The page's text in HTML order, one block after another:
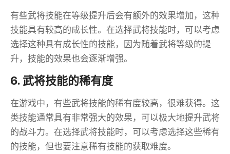
有些武将技能在等级提升后会有额外的效果增加，这种
技能具有较高的成长性。在选择武将技能时，可以考虑
选择这种具有成长性的技能，因为随着武将等级的提
升，技能的效果也会逐渐增强。
6. 武将技能的稀有度
在游戏中，有些武将技能的稀有度较高，很难获得。这
类技能通常具有非常强大的效果，可以极大地提升武将
的战斗力。在选择武将技能时，可以考虑选择这些稀有
的技能，但也要注意稀有技能的获取难度。